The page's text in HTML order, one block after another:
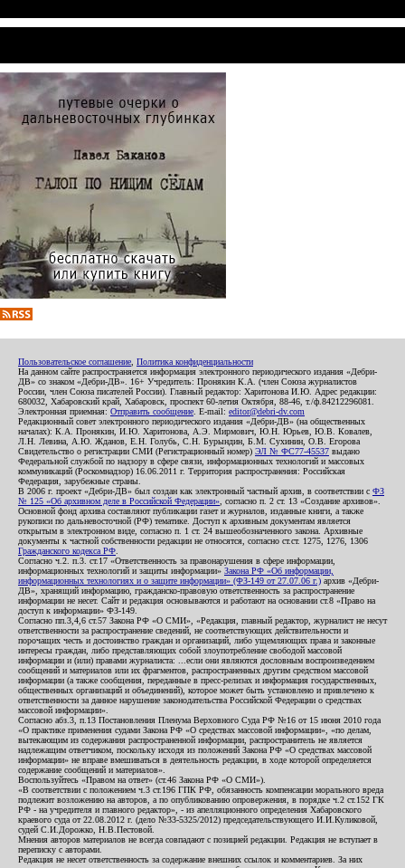
Пользовательское соглашение Политика конфиденциальности
На данном сайте распространяется информация электронного периодического издания «Дебри-
ДВ» со знаком «Дебри-ДВ». 16+ Учредитель: Пронякин К.А. (член Союза журналистов
России, член Союза писателей России). Главный редактор: Харитонова И.Ю. Адрес редакции:
680032, Хабаровский край, Хабаровск, проспект 60-летия Октября, 88-46, т./ф.84212296081.
Электронная приемная: Отправить сообщение . E-mail: editor@debri-dv.com
Редакционный совет электронного периодического издания «Дебри-ДВ» (на общественных
началах): К.А. Пронякин, И.Ю. Харитонова, А.Э. Мирмович, Ю.Н. Юрьев, Ю.В. Ковалев,
Л.Н. Левина, А.Ю. Жданов, Е.Н. Голубь, С.Н. Бурындин, Б.М. Сухинин, О.В. Егорова
Свидетельство о регистрации СМИ (Регистрационный номер) ЭЛ № ФС77-45537 выдано
Федеральной службой по надзору в сфере связи, информационных технологий и массовых
коммуникаций (Роскомнадзор) 16.06.2011 г. Территория распространения: Российская
Федерация, зарубежные страны.
В 2006 г. проект «Дебри-ДВ» был создан как электронный частный архив, в соответствии с ФЗ
№ 125 «Об архивном деле в Российской Федерации» , согласно п. 2 ст. 13 «Создание архивов».
Основной фонд архива составляют публикации газет и журналов, изданные книги, а также
рукописи по дальневосточной (РФ) тематике. Доступ к архивным документам является
открытым в электронном виде, согласно п. 1 ст. 24 вышеобозначенного закона. Архивные
документы к частной собственности редакции не относятся, согласно ст.ст. 1275, 1276, 1306
Гражданского кодекса РФ
Согласно ч.2. п.3. ст.17 «Ответственность за правонарушения в сфере информации,
информационных технологий и защиты информации» Закона РФ «Об информации,
информационных технологиях и о защите информации» (ФЗ-149 от 27.07.06 г.) архив «Дебри-
ДВ», хранящий информацию, гражданско-правовую ответственность за распространение
информации не несет. Сайт и редакция основываются и работают на основании ст.8 «Право на
доступ к информации» ФЗ-149.
Согласно пп.3,4,6 ст.57 Закона РФ «О СМИ», «Редакция, главный редактор, журналист не несут
ответственности за распространение сведений, не соответствующих действительности и
порочащих честь и достоинство граждан и организаций, либо ущемляющих права и законные
интересы граждан, либо представляющих собой злоупотребление свободой массовой
информации и (или) правами журналиста: ...если они являются дословным воспроизведением
сообщений и материалов или их фрагментов, распространенных другим средством массовой
информации (а также сообщения, переданные в пресс-релизах и информация государственных,
общественных организаций и объединений), которое может быть установлено и привлечено к
ответственности за данное нарушение законодательства Российской Федерации о средствах
массовой информации».
Согласно абз.3, п.13 Постановления Пленума Верховного Суда РФ №16 от 15 июня 2010 года
«О практике применения судами Закона РФ «О средствах массовой информации», «по делам,
вытекающим из содержания распространенной информации, распространитель не является
надлежащим ответчиком, поскольку исходя из положений Закона РФ «О средствах массовой
информации» не вправе вмешиваться в деятельность редакции, в ходе которой определяется
содержание сообщений и материалов».
Воспользуйтесь «Правом на ответ» (ст.46 Закона РФ «О СМИ»).
«В соответствии с положением ч.3 ст.196 ГПК РФ, обязанность компенсации морального вреда
подлежит возложению на авторов, а по опубликованию опровержения, в порядке ч.2 ст.152 ГК
РФ - на учредителя и главного редактор», - из апелляционного определения Хабаровского
краевого суда от 22.08.2012 г. (дело №33-5325/2012) председательствующего И.И.Куликовой,
судей С.И.Дорожко, Н.В.Пестовой.
Мнения авторов материалов не всегда совпадают с позицией редакции. Редакция не вступает в
переписку с авторами.
Редакция не несет ответственность за содержание внешних ссылок и комментариев. За них